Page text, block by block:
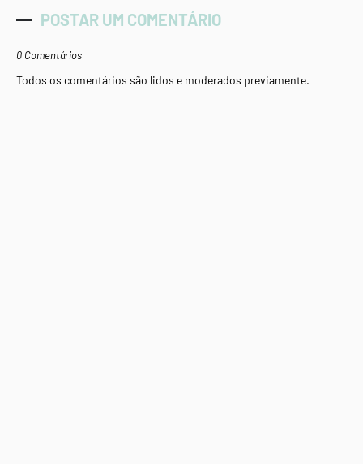
POSTAR UM COMENTÁRIO
0 Comentários
Todos os comentários são lidos e moderados previamente.